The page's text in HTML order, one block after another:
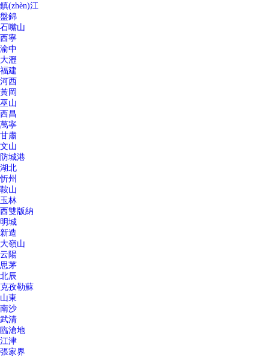
鎮(zhèn)江
盤錦
石嘴山
西寧
渝中
大瀝
福建
河西
黃岡
巫山
西昌
萬寧
甘肅
文山
防城港
湖北
忻州
鞍山
玉林
西雙版納
明城
新造
大嶺山
云陽
思茅
北辰
克孜勒蘇
山東
南沙
武清
臨滄地
江津
張家界